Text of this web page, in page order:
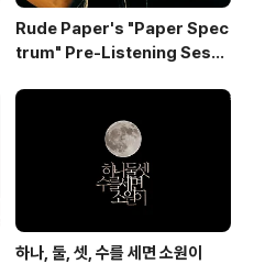
Rude Paper's "Paper Spec
trum" Pre-Listening Sessi
하나, 둘, 셋, 수를 세면 소원이